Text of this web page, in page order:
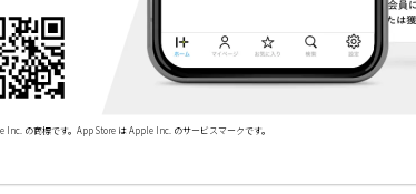
の商標です。App Store は Apple Inc. のサービスマークです。